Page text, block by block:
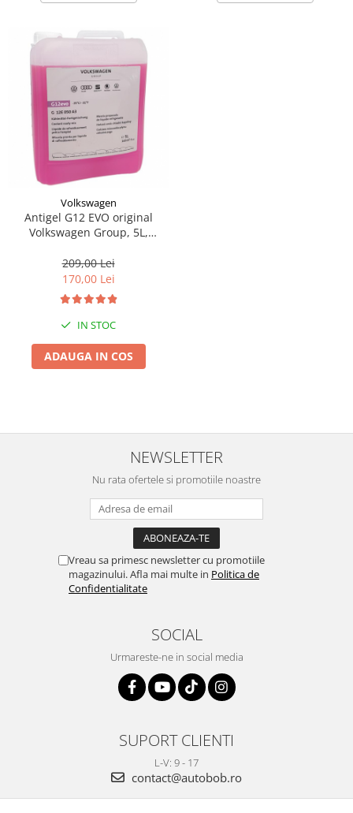
Volkswagen
Antigel G12 EVO original
Volkswagen Group, 5L,
209,00 Lei
170,00 Lei
IN STOC
ADAUGA IN COS
NEWSLETTER
Nu rata ofertele si promotiile noastre
Vreau sa primesc newsletter cu promotiile
magazinului. Afla mai multe in Politica de
Confidentialitate
SOCIAL
Urmareste-ne in social media
SUPORT CLIENTI
L-V: 9 - 17
contact@autobob.ro